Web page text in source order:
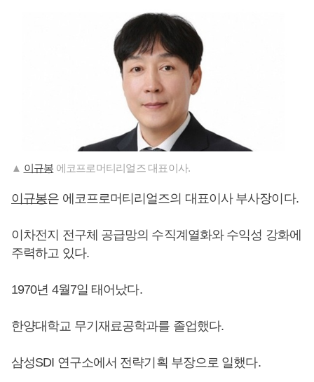
▲ 이규봉 에코프로머티리얼즈 대표이사.
이규봉은 에코프로머티리얼즈의 대표이사 부사장이다.
이차전지 전구체 공급망의 수직계열화와 수익성 강화에
주력하고 있다.
1970년 4월7일 태어났다.
한양대학교 무기재료공학과를 졸업했다.
삼성SDI 연구소에서 전략기획 부장으로 일했다.